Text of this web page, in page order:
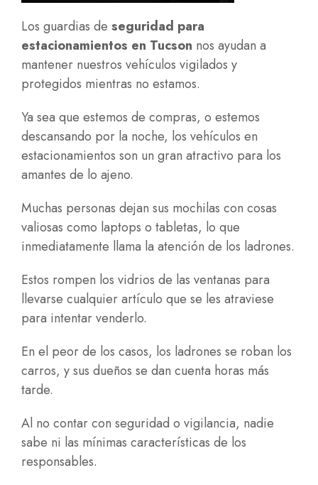
Los guardias de seguridad para
estacionamientos en Tucson nos ayudan a
mantener nuestros vehículos vigilados y
protegidos mientras no estamos.
Ya sea que estemos de compras, o estemos
descansando por la noche, los vehículos en
estacionamientos son un gran atractivo para los
amantes de lo ajeno.
Muchas personas dejan sus mochilas con cosas
valiosas como laptops o tabletas, lo que
inmediatamente llama la atención de los ladrones.
Estos rompen los vidrios de las ventanas para
llevarse cualquier artículo que se les atraviese
para intentar venderlo.
En el peor de los casos, los ladrones se roban los
carros, y sus dueños se dan cuenta horas más
tarde.
Al no contar con seguridad o vigilancia, nadie
sabe ni las mínimas características de los
responsables.